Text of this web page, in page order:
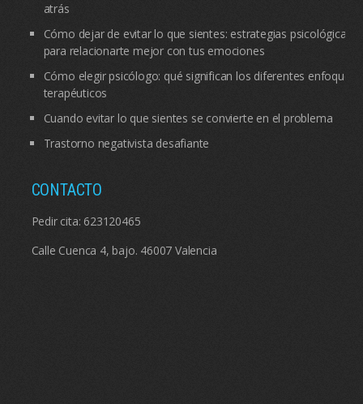
atrás
Cómo dejar de evitar lo que sientes: estrategias psicológicas
para relacionarte mejor con tus emociones
Cómo elegir psicólogo: qué significan los diferentes enfoques
terapéuticos
Cuando evitar lo que sientes se convierte en el problema
Trastorno negativista desafiante
CONTACTO
Pedir cita: 623120465
Calle Cuenca 4, bajo. 46007 Valencia